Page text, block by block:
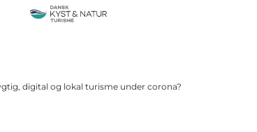
digital og lokal turisme under corona?